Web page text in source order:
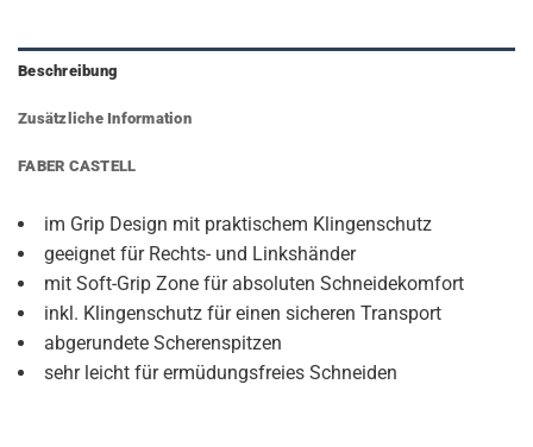
Beschreibung
Zusätzliche Information
FABER CASTELL
im Grip Design mit praktischem Klingenschutz
geeignet für Rechts- und Linkshänder
mit Soft-Grip Zone für absoluten Schneidekomfort
inkl. Klingenschutz für einen sicheren Transport
abgerundete Scherenspitzen
sehr leicht für ermüdungsfreies Schneiden